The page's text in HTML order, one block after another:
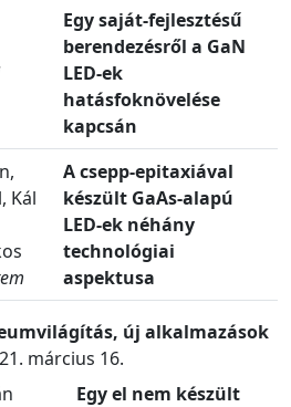
Egy saját-fejlesztésű
berendezésről a GaN
LED-ek
hatásfoknövelése
kapcsán
Kál
A csepp-epitaxiával
készült GaAs-alapú
LED-ek néhány
technológiai
aspektusa
új alkalmazások
március 16.
Egy el nem készült